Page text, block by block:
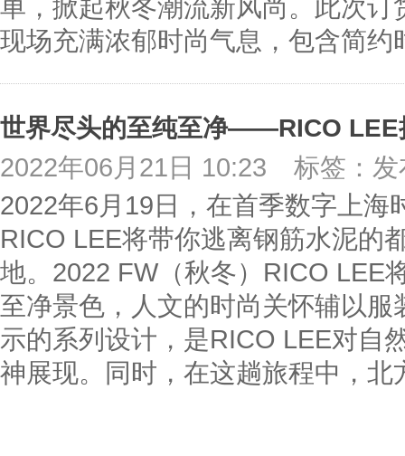
单，掀起秋冬潮流新风尚。此次
现场充满浓郁时尚气息，包含简
2022年06月21日 10:23
标签：
2022年6月19日，在首季数字上海
RICO LEE将带你逃离钢筋水泥的
地。2022 FW（秋冬）RICO LEE
至净景色，人文的时尚关怀辅以
示的系列设计，是RICO LEE对自
神展现。同时，在这趟旅程中，